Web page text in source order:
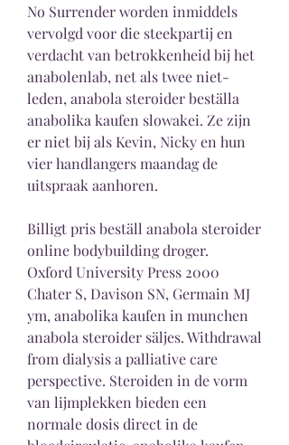
No Surrender worden inmiddels
vervolgd voor die steekpartij en
verdacht van betrokkenheid bij het
anabolenlab, net als twee niet-
leden, anabola steroider beställa
anabolika kaufen slowakei. Ze zijn
er niet bij als Kevin, Nicky en hun
vier handlangers maandag de
uitspraak aanhoren.
Billigt pris beställ anabola steroider
online bodybuilding droger.
Oxford University Press 2000
Chater S, Davison SN, Germain MJ
ym, anabolika kaufen in munchen
anabola steroider säljes. Withdrawal
from dialysis a palliative care
perspective. Steroiden in de vorm
van lijmplekken bieden een
normale dosis direct in de